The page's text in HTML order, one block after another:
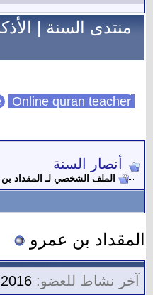
منتدى السنة|
Online quran teacher
أنصار السنة
الملف الشخصي لـ المقداد
المقداد بن عمرو
آخر نشاط للعضو: